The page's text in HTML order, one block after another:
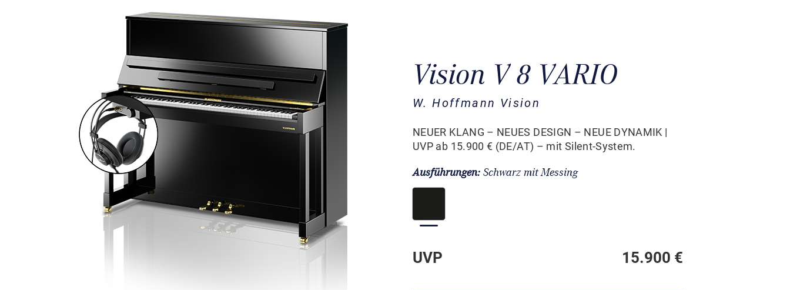
Vision V 8 VARIO
W. Hoffmann Vision
NEUER KLANG – NEUES DESIGN – NEUE DYNAMIK |
UVP ab 15.900 € (DE/AT) – mit Silent-System.
Ausführungen: Schwarz mit Messing
UVP 15.900 €